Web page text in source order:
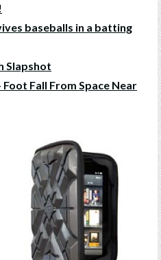
baseballs in a batting
Slapshot
Fall From Space Near